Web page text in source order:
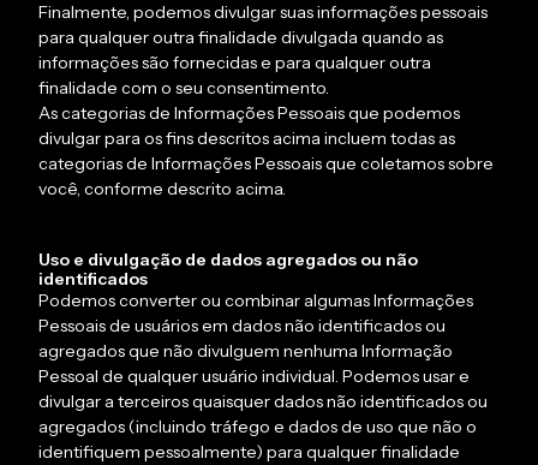
Finalmente, podemos divulgar suas informações pessoais
para qualquer outra finalidade divulgada quando as
informações são fornecidas e para qualquer outra
finalidade com o seu consentimento.
As categorias de Informações Pessoais que podemos
divulgar para os fins descritos acima incluem todas as
categorias de Informações Pessoais que coletamos sobre
você, conforme descrito acima.
Uso e divulgação de dados agregados ou não
identificados
Podemos converter ou combinar algumas Informações
Pessoais de usuários em dados não identificados ou
agregados que não divulguem nenhuma Informação
Pessoal de qualquer usuário individual. Podemos usar e
divulgar a terceiros quaisquer dados não identificados ou
agregados (incluindo tráfego e dados de uso que não o
identifiquem pessoalmente) para qualquer finalidade